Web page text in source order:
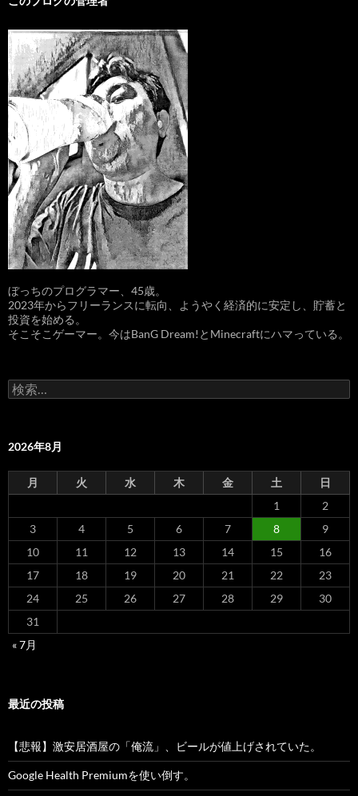
ぼっちのプログラマー、45歳。
2023年からフリーランスに転向、ようやく経済的に安定し、貯蓄と
投資を始める。
そこそこゲーマー。今はBanG Dream!とMinecraftにハマっている。
検
索:
2026年8月
月 火 水 木 金 土
日
1
2
3
4 5 6 7 8
9
10
11 12 13 14 15
16
17
18 19 20 21 22
23
24
25 26 27 28 29
30
31
« 7月
最近の投稿
【悲報】激安居酒屋の「俺流」、ビールが値上げされていた。
Google Health Premiumを使い倒す。